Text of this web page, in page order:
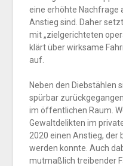
eine erhöhte Nachfrage
Anstieg sind. Daher
mit „zielgerichteten
klärt über wirksame
auf.
Neben den Diebstählen
spürbar
im öffentlichen Raum.
Gewaltdelikten im
2020 einen Anstieg, der
werden konnte. Auch
mutmaßlich treibender